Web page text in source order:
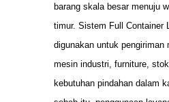
barang skala besar menuju
timur. Sistem Full Container
digunakan untuk pengiriman
mesin industri, furniture,
kebutuhan pindahan dalam